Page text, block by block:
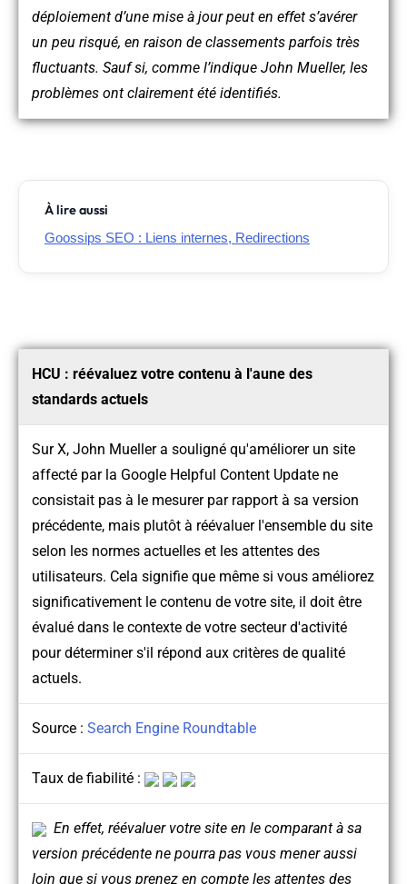
déploiement d’une mise à jour peut en effet s’avérer
un peu risqué, en raison de classements parfois très
fluctuants. Sauf si, comme l’indique John Mueller, les
problèmes ont clairement été identifiés.
À lire aussi
Goossips SEO : Liens internes, Redirections
HCU : réévaluez votre contenu à l'aune des
standards actuels
Sur X, John Mueller a souligné qu'améliorer un site
affecté par la Google Helpful Content Update ne
consistait pas à le mesurer par rapport à sa version
précédente, mais plutôt à réévaluer l'ensemble du site
selon les normes actuelles et les attentes des
utilisateurs. Cela signifie que même si vous améliorez
significativement le contenu de votre site, il doit être
évalué dans le contexte de votre secteur d'activité
pour déterminer s'il répond aux critères de qualité
actuels.
Source : Search Engine Roundtable
Taux de fiabilité :
En effet, réévaluer votre site en le comparant à sa
version précédente ne pourra pas vous mener aussi
loin que si vous prenez en compte les attentes des